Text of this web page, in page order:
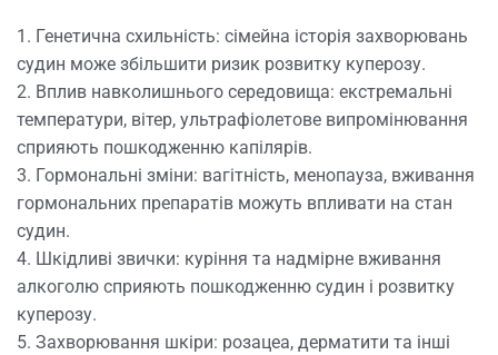
1. Генетична схильність: сімейна історія захворювань
судин може збільшити ризик розвитку куперозу.
2. Вплив навколишнього середовища: екстремальні
температури, вітер, ультрафіолетове випромінювання
сприяють пошкодженню капілярів.
3. Гормональні зміни: вагітність, менопауза, вживання
гормональних препаратів можуть впливати на стан
судин.
4. Шкідливі звички: куріння та надмірне вживання
алкоголю сприяють пошкодженню судин і розвитку
куперозу.
5. Захворювання шкіри: розацеа, дерматити та інші